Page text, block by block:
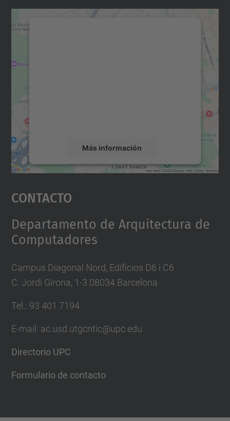
Más información
Aceptar
powered by
Contacto
Departamento de Arquitectura de
Computadores
Campus Diagonal Nord, Edificios D6 i C6
C. Jordi Girona, 1-3 08034 Barcelona
Tel.: 93 401 7194
E-mail: ac.usd.utgcntic@upc.edu
Directorio UPC
Formulario de contacto